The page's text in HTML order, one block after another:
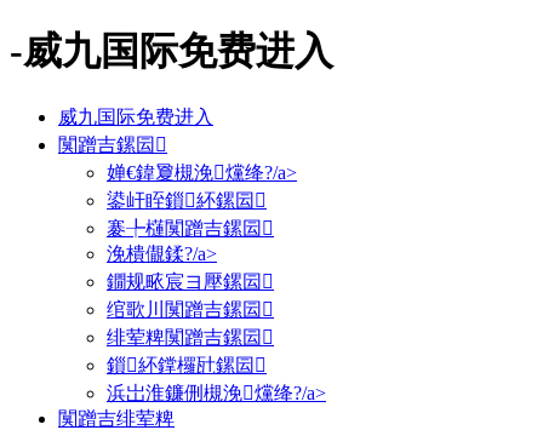
-威九国际免费进入
威九国际免费进入
闃蹭吉鏍囩
婵€鍏夐槻浼爣绛?/a>
鍙屽眰鎻紑鏍囩
褰╄櫣闃蹭吉鏍囩
浼樻儬鍒?/a>
鐗规畩宸ヨ壓鏍囩
绾歌川闃蹭吉鏍囩
绯荤粺闃蹭吉鏍囩
鎻紑鐣欏瓧鏍囩
浜岀淮鐮侀槻浼爣绛?/a>
闃蹭吉绯荤粺